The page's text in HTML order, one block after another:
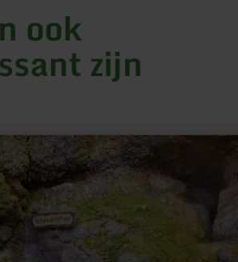
ook
zijn